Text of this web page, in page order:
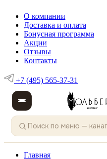
О компании
Доставка и оплата
Бонусная программа
Акции
Отзывы
Контакты
+7 (495) 565-37-31
Главная